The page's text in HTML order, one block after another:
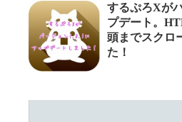
するぷろXが
プデート。
頭までスクロ
た！